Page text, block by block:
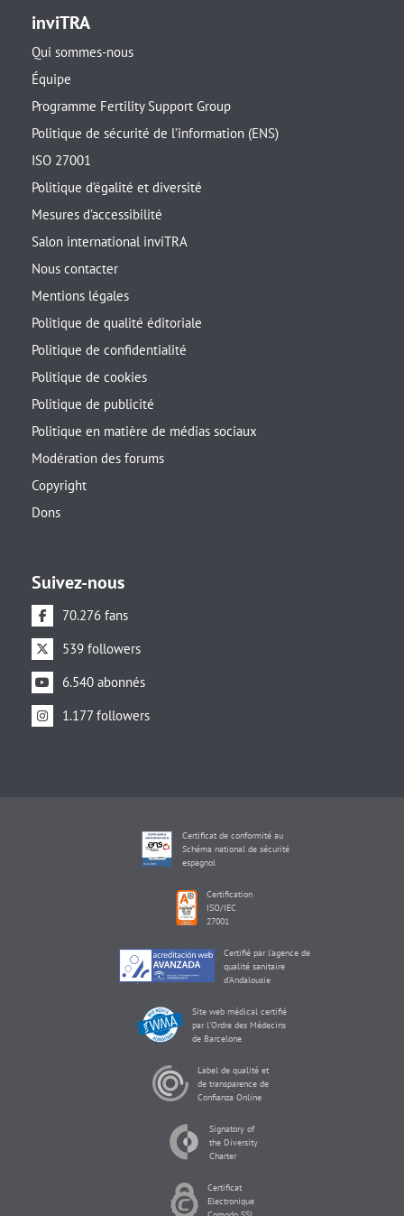
inviTRA
Qui sommes-nous
Équipe
Programme Fertility Support Group
Politique de sécurité de l’information (ENS)
ISO 27001
Politique d’égalité et diversité
Mesures d’accessibilité
Salon international inviTRA
Nous contacter
Mentions légales
Politique de qualité éditoriale
Politique de confidentialité
Politique de cookies
Politique de publicité
Politique en matière de médias sociaux
Modération des forums
Copyright
Dons
Suivez-nous
70.276 fans
539 followers
6.540 abonnés
1.177 followers
Certificat de conformité au
Schéma national de sécurité
espagnol
Certification
ISO/IEC
27001
Certifié par l'agence de
qualité sanitaire
d'Andalousie
Site web médical certifié
par l'Ordre des Médecins
de Barcelone
Label de qualité et
de transparence de
Confianza Online
Signatory of
the Diversity
Charter
Certificat
Electronique